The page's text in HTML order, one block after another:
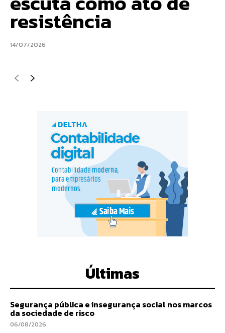
resistência
14/07/2026
Últimas
Segurança pública e insegurança social nos marcos
da sociedade de risco
06/08/2026